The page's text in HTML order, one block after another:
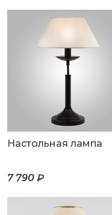
Настольная лампа
7 790 ₽